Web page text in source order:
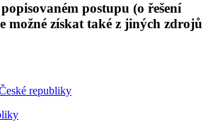
postupu (o řešení
možné získat také z jiných zdrojů
republiky